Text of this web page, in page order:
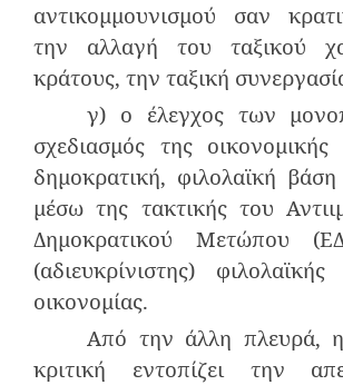
αντικομμουνισμού σαν
την αλλαγή του ταξικού
κράτους, την ταξική
γ) ο έλεγχος των
σχεδιασμός της
δημοκρατική, φιλολαϊκή βάση
μέσω της τακτικής του
Δημοκρατικού Μετώπου
(αδιευκρίνιστης)
οικονομίας.
Από την άλλη πλευρά, η
κριτική εντοπίζει την